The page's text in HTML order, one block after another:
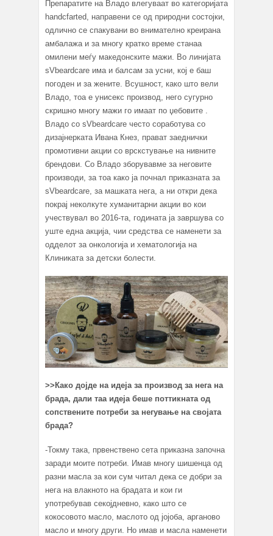
Препаратите на Владо влегуваат во категоријата
handcfarted, направени се од природни состојки,
одлично се спакувани во внимателно креирана
амбалажа и за многу кратко време станаа
омилени меѓу македонските мажи. Во линијата
sVbeardcare има и балсам за усни, кој е баш
погоден и за жените. Всушност, како што вели
Владо, тоа е унисекс производ, него сугурно
скришно многу мажи го имаат по џебовите .
Владо со sVbeardcare често соработува со
дизајнерката Ивана Кнез, прават заеднички
промотивни акции со врскстување на нивните
брендови. Со Владо зборувавме за неговите
производи, за тоа како ја почнал приказната за
sVbeardcare, за машката нега, а ни откри дека
покрај неколкуте хуманитарни акции во кои
учествувал во 2016-та, годината ја завршува со
уште една акција, чии средства се наменети за
одделот за онкологија и хематологија на
Клиниката за детски болести.
>> Како дојде на идеја за производ за нега на
брада, дали таа идеја беше поттикната од
сопствените потреби за негување на својата
брада?
-Токму така, првенствено сета приказна започна
заради моите потреби. Имав многу шишенца од
разни масла за кои сум читал дека се добри за
нега на влакното на брадата и кои ги
употребував секојдневно, како што се
кокосовото масло, маслото од јојоба, арганово
масло и многу други. Но имав и масла наменети